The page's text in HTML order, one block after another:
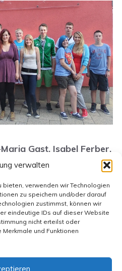
verwalten
bieten, verwenden wir Technologien
zu speichern und/oder darauf
zustimmst, können wir
eindeutige IDs auf dieser Website
nicht erteilst oder
und Funktionen
Gast, Isabel Ferber,
Emily Koys,
Belz, Guido Gruhlke,
Fabian Schilling,